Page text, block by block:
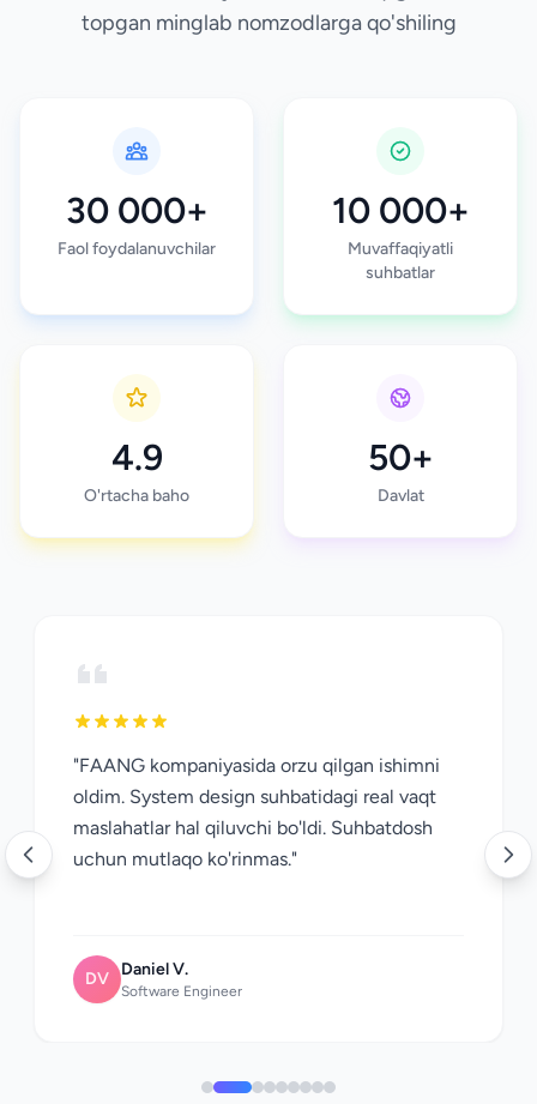
topgan minglab nomzodlarga qo'shiling
30 000+
Faol foydalanuvchilar
10 000+
Muvaffaqiyatli
suhbatlar
4.9
O'rtacha baho
50+
Davlat
"FAANG kompaniyasida orzu qilgan ishimni
oldim. System design suhbatidagi real vaqt
maslahatlar hal qiluvchi bo'ldi. Suhbatdosh
uchun mutlaqo ko'rinmas."
DV Daniel V.
Software Engineer